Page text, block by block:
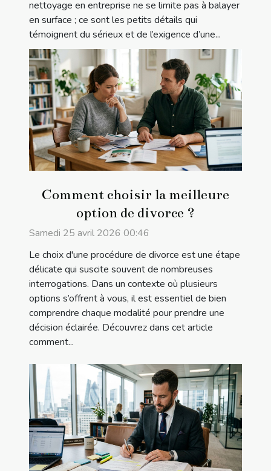
nettoyage en entreprise ne se limite pas à balayer
en surface ; ce sont les petits détails qui
témoignent du sérieux et de l’exigence d’une...
Comment choisir la meilleure
option de divorce ?
Samedi 25 avril 2026 00:46
Le choix d'une procédure de divorce est une étape
délicate qui suscite souvent de nombreuses
interrogations. Dans un contexte où plusieurs
options s’offrent à vous, il est essentiel de bien
comprendre chaque modalité pour prendre une
décision éclairée. Découvrez dans cet article
comment...